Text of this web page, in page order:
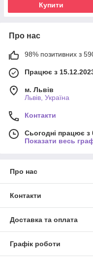
Купити
Про нас
98% позитивних з 590
Працює з
м. Львів
Львів, Україна
Контакти
Сьогодні працює з
Показати весь
Про нас
Контакти
Доставка та оплата
Графік роботи